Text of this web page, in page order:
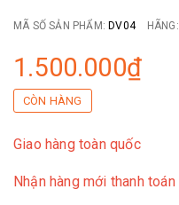
MÃ SỐ SẢN PHẨM: DV04 HÃNG:
1.500.000₫
CÒN HÀNG
Giao hàng toàn quốc
Nhận hàng mới thanh toán